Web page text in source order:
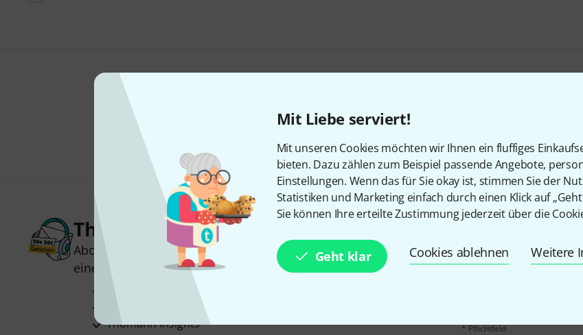
Mit Liebe serviert!
Mit unseren Cookies möchten wir Ihnen ein fluffiges
bieten. Dazu zählen zum Beispiel passende Angebote,
Einstellungen. Wenn das für Sie okay ist, stimmen Sie der
Statistiken und Marketing einfach durch einen Klick auf „Geht
Sie können Ihre erteilte Zustimmung jederzeit über die
Geht klar Cookies ablehnen Weitere
Teilen
Thomann Newsletter
Abonniere den Thomann Newsletter und gewinne mit etwas Glück
einen von
50 Gutscheinen über jeweils
Inspirierende Beiträge
Thomann Insights
Mit Klick auf „Jetzt
Nutzungsverhaltens zu. Die
* Pflichtfeld